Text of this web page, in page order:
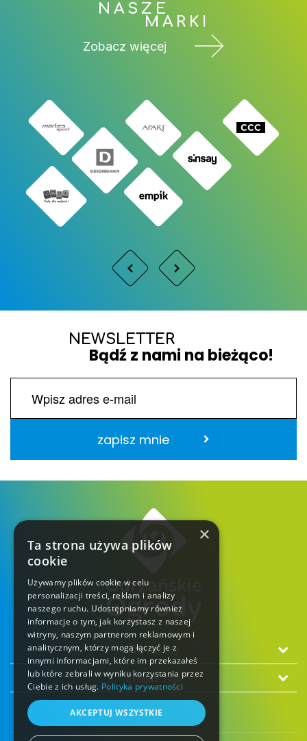
NASZE
MARKI
Zobacz więcej
NEWSLETTER
Bądź z nami na bieżąco!
zapisz mnie
Na skróty
Znajdź nas
×
Ta strona używa plików
cookie
Używamy plików cookie w celu
personalizacji treści, reklam i analizy
naszego ruchu. Udostępniamy również
informacje o tym, jak korzystasz z naszej
witryny, naszym partnerom reklamowym i
analitycznym, którzy mogą łączyć je z
innymi informacjami, które im przekazałeś
lub które zebrali w wyniku korzystania przez
Ciebie z ich usług. Polityka prywatności
AKCEPTUJ WSZYSTKIE